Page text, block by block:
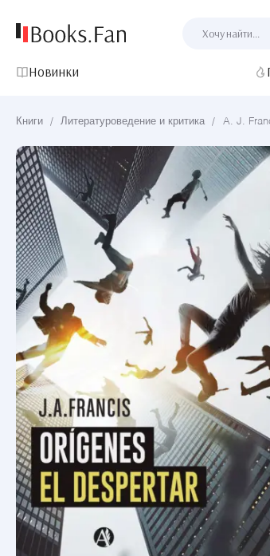
Новинки
Книги / Литературоведение и критика / A. J.